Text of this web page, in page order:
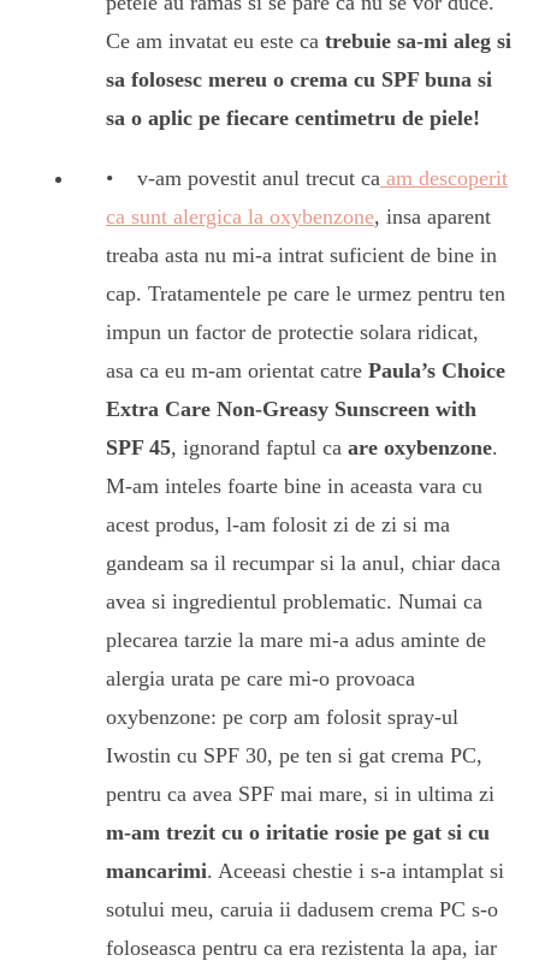
Ce am invatat eu este ca trebuie sa-mi aleg si
sa folosesc mereu o crema cu SPF buna si
sa o aplic pe fiecare centimetru de piele!
v-am povestit anul trecut ca am descoperit
ca sunt alergica la oxybenzone, insa aparent
treaba asta nu mi-a intrat suficient de bine in
cap. Tratamentele pe care le urmez pentru ten
impun un factor de protectie solara ridicat,
asa ca eu m-am orientat catre Paula’s Choice
Extra Care Non-Greasy Sunscreen with
SPF 45, ignorand faptul ca are oxybenzone.
M-am inteles foarte bine in aceasta vara cu
acest produs, l-am folosit zi de zi si ma
gandeam sa il recumpar si la anul, chiar daca
avea si ingredientul problematic. Numai ca
plecarea tarzie la mare mi-a adus aminte de
alergia urata pe care mi-o provoaca
oxybenzone: pe corp am folosit spray-ul
Iwostin cu SPF 30, pe ten si gat crema PC,
pentru ca avea SPF mai mare, si in ultima zi
m-am trezit cu o iritatie rosie pe gat si cu
mancarimi. Aceeasi chestie i s-a intamplat si
sotului meu, caruia ii dadusem crema PC s-o
foloseasca pentru ca era rezistenta la apa, iar